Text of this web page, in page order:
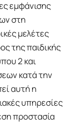
εμφάνισης
στη
μελέτες
της παιδικής
2 και
κατά την
αυτή η
υπηρεσίες
προστασία